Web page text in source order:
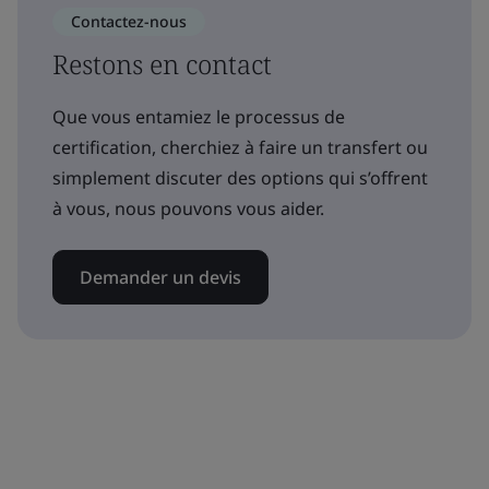
Contactez-nous
Restons en contact
Que vous entamiez le processus de
certification, cherchiez à faire un transfert ou
simplement discuter des options qui s’offrent
à vous, nous pouvons vous aider.
Demander un devis